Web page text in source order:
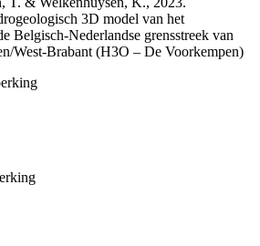
3D model van het
Belgisch-Nederlandse grensstreek van
West-Brabant (H3O – De Voorkempen)